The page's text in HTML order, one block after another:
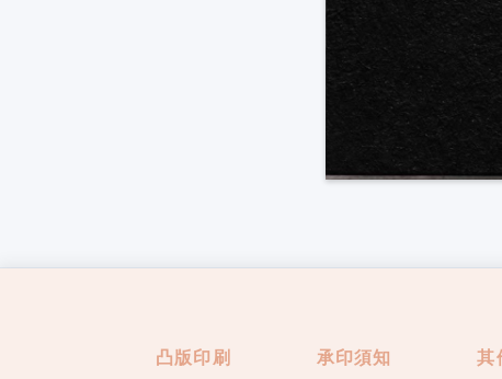
凸版印刷 承印須知 其